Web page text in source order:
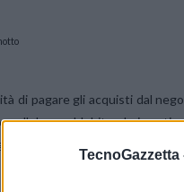
TecnoGazzetta
di pagare gli acquisti dal
cellulare, addebitando i costi